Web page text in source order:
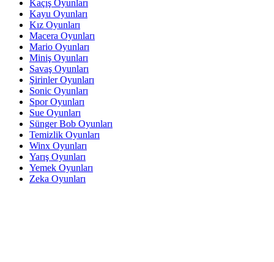
Kaçış Oyunları
Kayu Oyunları
Kız Oyunları
Macera Oyunları
Mario Oyunları
Miniş Oyunları
Savaş Oyunları
Şirinler Oyunları
Sonic Oyunları
Spor Oyunları
Sue Oyunları
Sünger Bob Oyunları
Temizlik Oyunları
Winx Oyunları
Yarış Oyunları
Yemek Oyunları
Zeka Oyunları